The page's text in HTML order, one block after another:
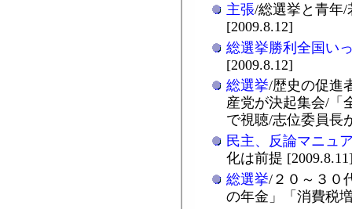
主張/総選挙と青年/
[2009.8.12]
総選挙勝利全国い
[2009.8.12]
総選挙/歴史の促進
産党が決起集会/「
で視聴/志位委員長
民主、反論マニュ
化は前提
総選挙/２０～３０
の年金」「消費税